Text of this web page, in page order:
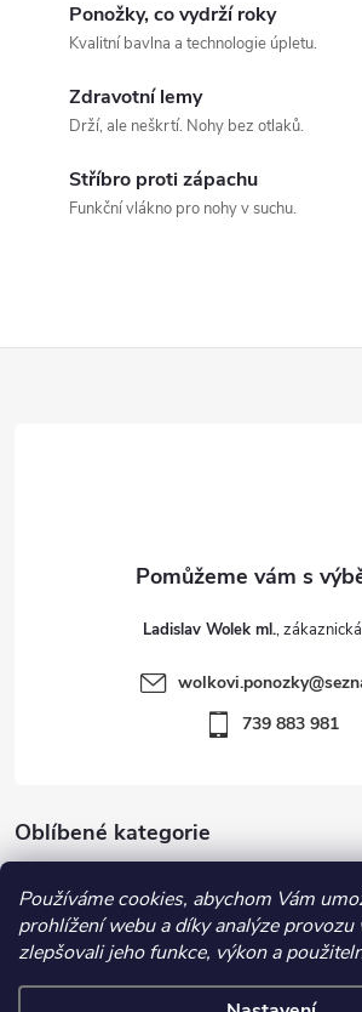
Používáme cookies, abychom Vám
prohlížení webu a díky analýze provozu
zlepšovali jeho funkce, výkon a
p
Ponožky, co vydrží roky
Kvalitní bavlna a technologie úpletu.
Zdravotní lemy
Drží, ale neškrtí. Nohy bez otlaků.
Stříbro proti zápachu
Funkční vlákno pro nohy v suchu.
Oblíbené kategorie
Důležité informace
Ladislav Wolek ml.
wolkovi.ponozky@
739 883 981